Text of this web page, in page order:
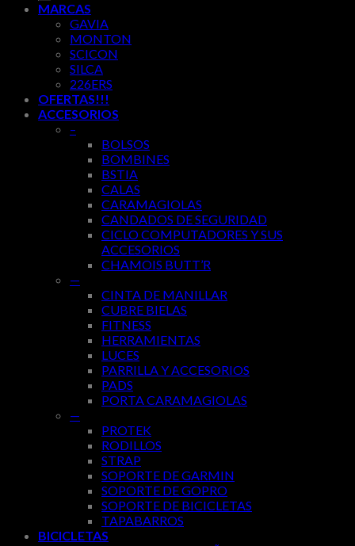
MARCAS
GAVIA
MONTON
SCICON
SILCA
226ERS
OFERTAS!!!
ACCESORIOS
–
BOLSOS
BOMBINES
BSTIA
CALAS
CARAMAGIOLAS
CANDADOS DE SEGURIDAD
CICLO COMPUTADORES Y SUS
ACCESORIOS
CHAMOIS BUTT’R
—
CINTA DE MANILLAR
CUBRE BIELAS
FITNESS
HERRAMIENTAS
LUCES
PARRILLA Y ACCESORIOS
PADS
PORTA CARAMAGIOLAS
—
PROTEK
RODILLOS
STRAP
SOPORTE DE GARMIN
SOPORTE DE GOPRO
SOPORTE DE BICICLETAS
TAPABARROS
BICICLETAS